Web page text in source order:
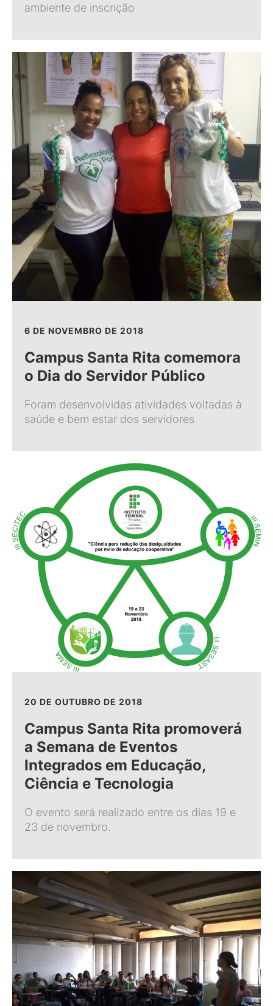
ambiente de inscrição
6 DE NOVEMBRO DE 2018
Campus Santa Rita comemora
o Dia do Servidor Público
Foram desenvolvidas atividades voltadas à
saúde e bem estar dos servidores
20 DE OUTUBRO DE 2018
Campus Santa Rita promoverá
a Semana de Eventos
Integrados em Educação,
Ciência e Tecnologia
O evento será realizado entre os dias 19 e
23 de novembro.